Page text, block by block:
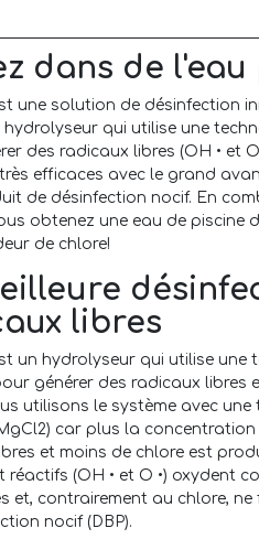
dans de
une solution de désinfection
hydrolyseur qui utilise une
des radicaux libres (OH • et
efficaces avec le grand
de désinfection nocif. En
obtenez une eau de
de chlore!
libres
un hydrolyseur qui utilise
générer des radicaux libres
utilisons le système avec
car plus la
et moins de chlore est
réactifs (OH • et O •) oxydent
et, contrairement au chlore,
nocif (DBP).